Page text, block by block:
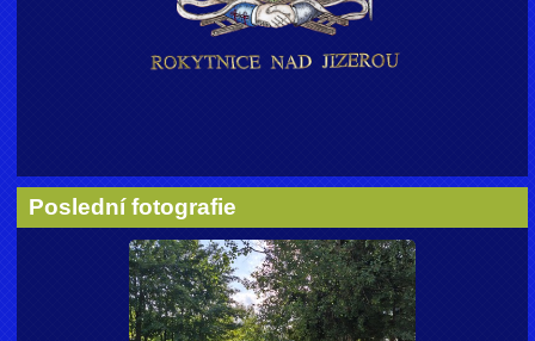
Poslední fotografie